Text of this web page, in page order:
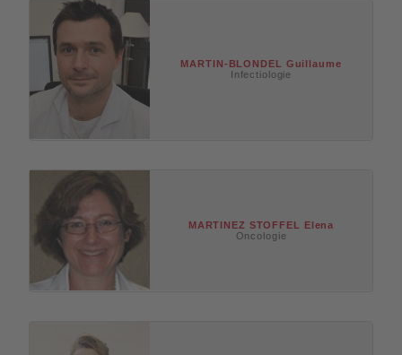
MARTIN-BLONDEL
Guillaume
Infectiologie
MARTINEZ STOFFEL
Elena
Oncologie